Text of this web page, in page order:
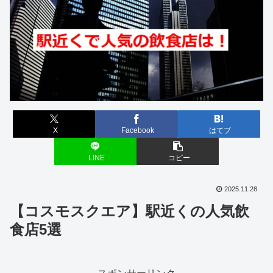
X Facebook はてブ
LINE コピー
2025.11.28
【コスモスクエア】駅近くの人気飲
食店5選